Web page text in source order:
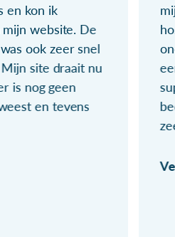
en kon ik
mijn website. De
ook zeer snel
site draait nu
is nog geen
en tevens